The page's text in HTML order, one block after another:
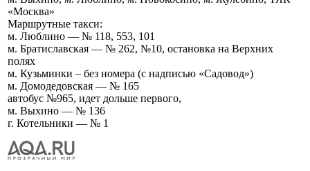
«Москва»
Маршрутные такси:
м. Люблино — № 118, 553, 101
м. Братиславская — № 262, №10, остановка на Верхних
полях
м. Кузьминки – без номера (с надписью «Садовод»)
м. Домодедовская — № 165
автобус №965, идет дольше первого,
м. Выхино — № 136
г. Котельники — № 1